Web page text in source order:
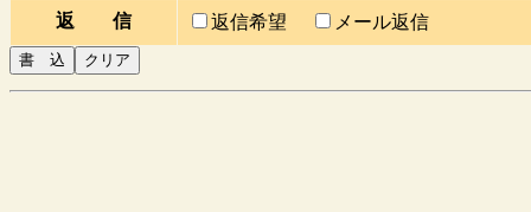
返 信 返信希望 メール返信